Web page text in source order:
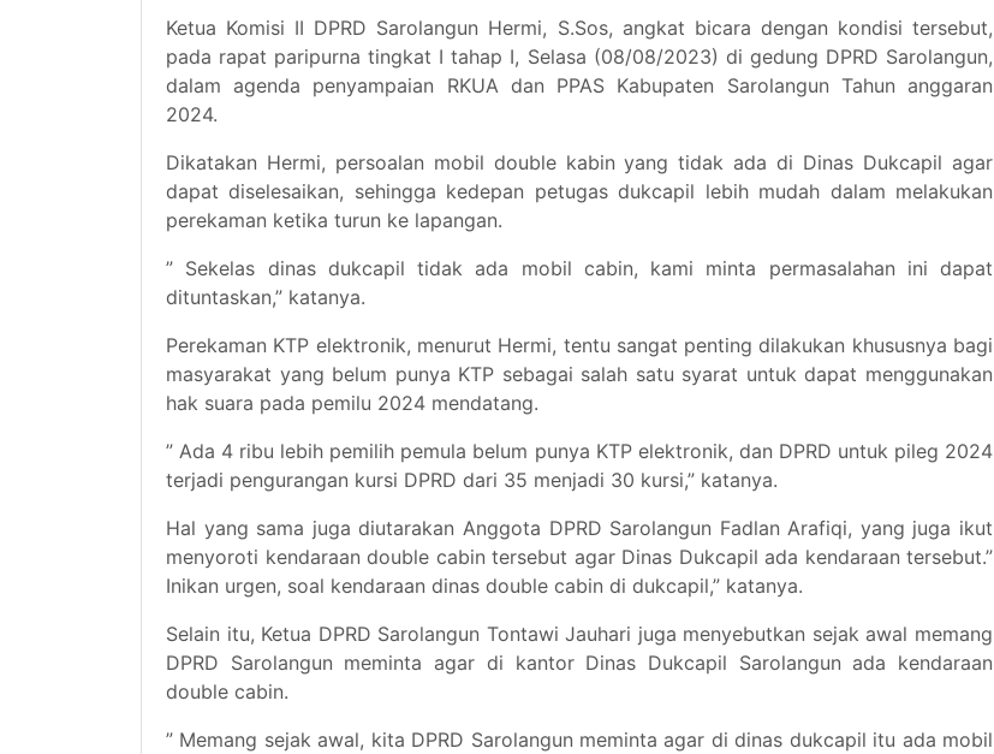
Ketua Komisi II DPRD Sarolangun Hermi, S.Sos, angkat bicara dengan kondisi tersebut,
pada rapat paripurna tingkat I tahap I, Selasa (08/08/2023) di gedung DPRD Sarolangun,
dalam agenda penyampaian RKUA dan PPAS Kabupaten Sarolangun Tahun anggaran
2024.
Dikatakan Hermi, persoalan mobil double kabin yang tidak ada di Dinas Dukcapil agar
dapat diselesaikan, sehingga kedepan petugas dukcapil lebih mudah dalam melakukan
perekaman ketika turun ke lapangan.
” Sekelas dinas dukcapil tidak ada mobil cabin, kami minta permasalahan ini dapat
dituntaskan,” katanya.
Perekaman KTP elektronik, menurut Hermi, tentu sangat penting dilakukan khususnya bagi
masyarakat yang belum punya KTP sebagai salah satu syarat untuk dapat menggunakan
hak suara pada pemilu 2024 mendatang.
” Ada 4 ribu lebih pemilih pemula belum punya KTP elektronik, dan DPRD untuk pileg 2024
terjadi pengurangan kursi DPRD dari 35 menjadi 30 kursi,” katanya.
Hal yang sama juga diutarakan Anggota DPRD Sarolangun Fadlan Arafiqi, yang juga ikut
menyoroti kendaraan double cabin tersebut agar Dinas Dukcapil ada kendaraan tersebut.”
Inikan urgen, soal kendaraan dinas double cabin di dukcapil,” katanya.
Selain itu, Ketua DPRD Sarolangun Tontawi Jauhari juga menyebutkan sejak awal memang
DPRD Sarolangun meminta agar di kantor Dinas Dukcapil Sarolangun ada kendaraan
double cabin.
” Memang sejak awal, kita DPRD Sarolangun meminta agar di dinas dukcapil itu ada mobil